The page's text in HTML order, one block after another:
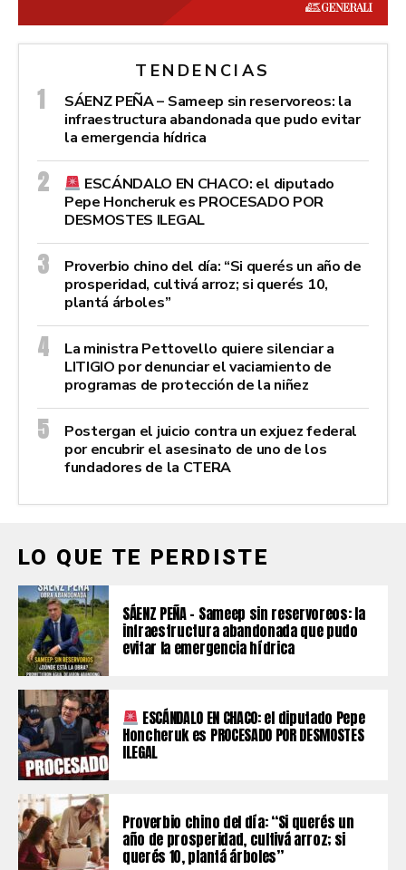
TENDENCIAS
SÁENZ PEÑA – Sameep sin reservoreos: la
infraestructura abandonada que pudo evitar
la emergencia hídrica
ESCÁNDALO EN CHACO: el diputado
Pepe Honcheruk es PROCESADO POR
DESMOSTES ILEGAL
Proverbio chino del día: “Si querés un año de
prosperidad, cultivá arroz; si querés 10,
plantá árboles”
La ministra Pettovello quiere silenciar a
LITIGIO por denunciar el vaciamiento de
programas de protección de la niñez
Postergan el juicio contra un exjuez federal
por encubrir el asesinato de uno de los
fundadores de la CTERA
LO QUE TE PERDISTE
SÁENZ PEÑA – Sameep sin reservoreos: la
infraestructura abandonada que pudo
evitar la emergencia hídrica
ESCÁNDALO EN CHACO: el diputado Pepe
Honcheruk es PROCESADO POR DESMOSTES
ILEGAL
Proverbio chino del día: “Si querés un
año de prosperidad, cultivá arroz; si
querés 10, plantá árboles”